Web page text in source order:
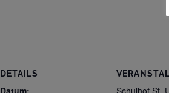
DETAILS